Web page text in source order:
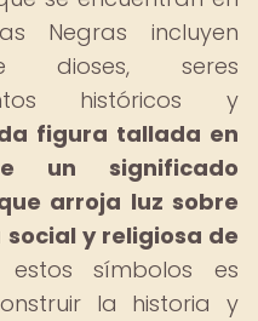
Negras incluyen
dioses, seres
históricos y
figura tallada en
un significado
arroja luz sobre
y religiosa de
estos símbolos es
la historia y